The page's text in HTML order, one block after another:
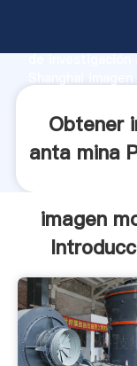
de investigación
clientes.
Obtener
anta mina
imagen